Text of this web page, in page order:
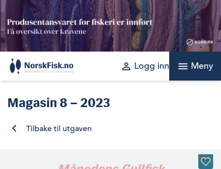
Skip
to
content
perm_identity Logg inn menu Meny
Magasin8 – 2023
Tilbake til utgaven